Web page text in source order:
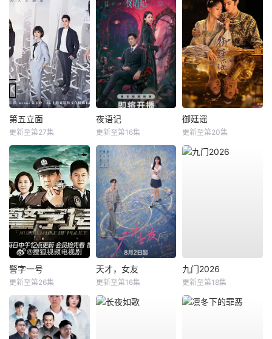
第五立面
更新至第27集
夜语记
更新至第16集
御廷谣
更新至第20集
警字一号
更新至第26集
天才，女友
更新至第16集
九门2026
更新至第18集